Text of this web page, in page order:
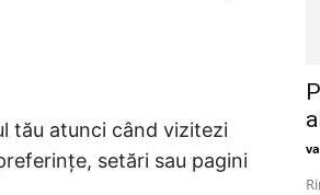
tău atunci când vizitezi
setări sau pagini